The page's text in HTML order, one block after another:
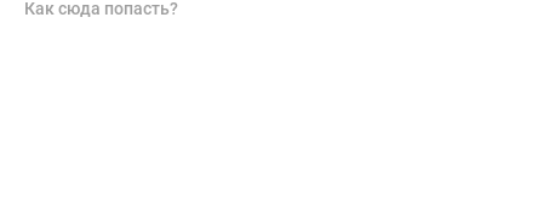
Как сюда попасть?